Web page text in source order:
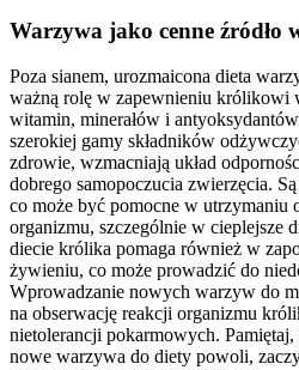
Warzywa jako cenne źródło
Poza sianem, urozmaicona dieta
ważną rolę w zapewnieniu królikowi
witamin, minerałów i
szerokiej gamy składników
zdrowie, wzmacniają układ
dobrego samopoczucia zwierzęcia.
co może być pomocne w utrzymaniu
organizmu, szczególnie w cieplejsze
diecie królika pomaga również w
żywieniu, co może prowadzić do
Wprowadzanie nowych warzyw do
na obserwację reakcji organizmu
nietolerancji pokarmowych.
nowe warzywa do diety powoli,